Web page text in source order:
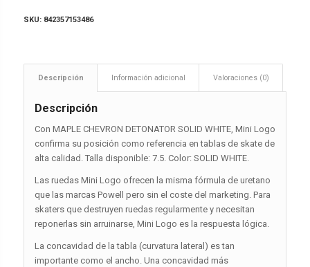
SKU: 842357153486
Descripción Información adicional Valoraciones (0)
Descripción
Con MAPLE CHEVRON DETONATOR SOLID WHITE, Mini Logo
confirma su posición como referencia en tablas de skate de
alta calidad. Talla disponible: 7.5. Color: SOLID WHITE.
Las ruedas Mini Logo ofrecen la misma fórmula de uretano
que las marcas Powell pero sin el coste del marketing. Para
skaters que destruyen ruedas regularmente y necesitan
reponerlas sin arruinarse, Mini Logo es la respuesta lógica.
La concavidad de la tabla (curvatura lateral) es tan
importante como el ancho. Una concavidad más